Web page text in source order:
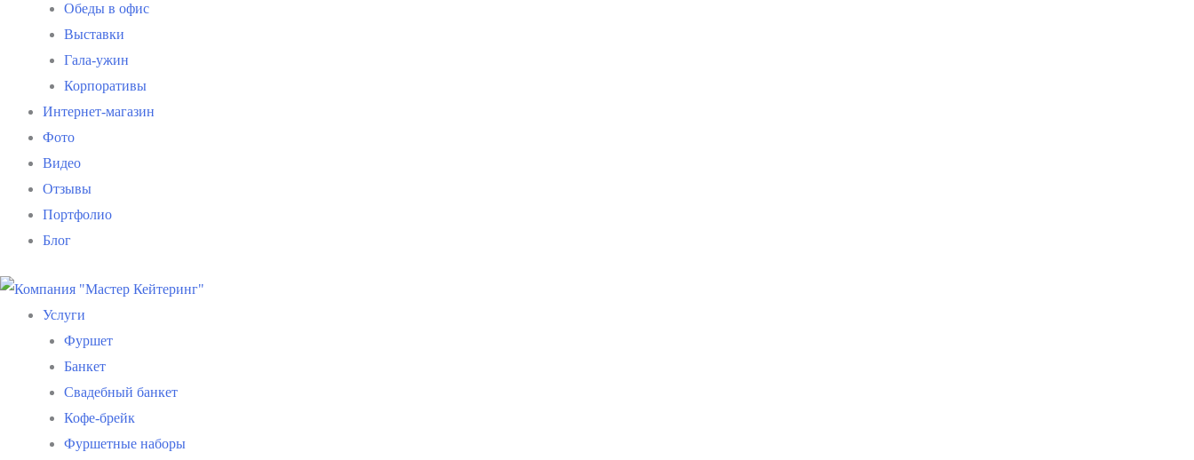
Обеды в офис
Выставки
Гала-ужин
Корпоративы
Интернет-магазин
Фото
Видео
Отзывы
Портфолио
Блог
Услуги
Фуршет
Банкет
Свадебный банкет
Кофе-брейк
Фуршетные наборы